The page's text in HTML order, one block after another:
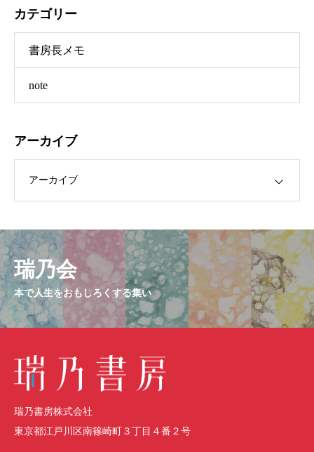
カテゴリー
書房長メモ
note
アーカイブ
瑞乃会
本で人生をおもしろくする集い
瑞乃書房株式会社
東京都江戸川区南篠崎町３丁目４番２号